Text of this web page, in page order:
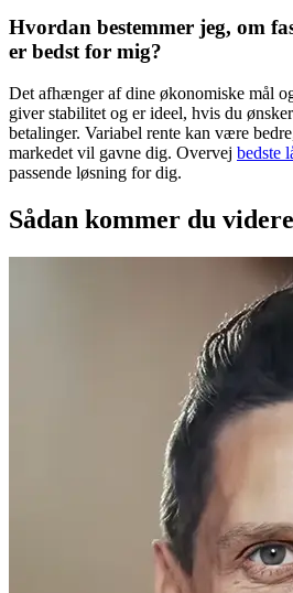
Hvordan bestemmer jeg, om
er bedst for mig?
Det afhænger af dine økonomiske mål
giver stabilitet og er ideel, hvis du
betalinger. Variabel rente kan være
markedet vil gavne dig. Overvej bedste
passende løsning for dig.
Sådan kommer du